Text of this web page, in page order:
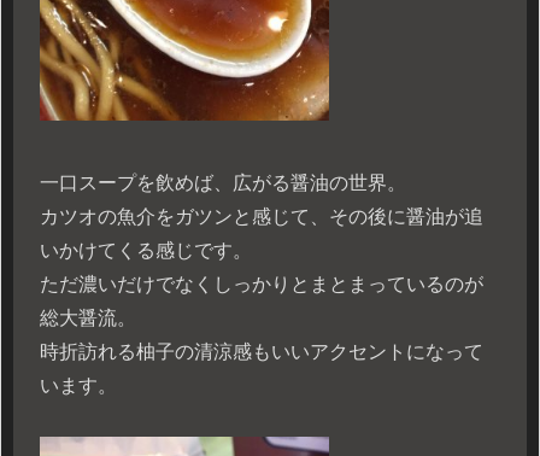
一口スープを飲めば、広がる醤油の世界。
カツオの魚介をガツンと感じて、その後に醤油が追
いかけてくる感じです。
ただ濃いだけでなくしっかりとまとまっているのが
総大醤流。
時折訪れる柚子の清涼感もいいアクセントになって
います。